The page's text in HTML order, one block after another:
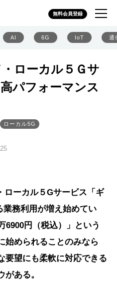
無料会員登録
AI 6G IoT 通
ローカル５Ｇサ
パフォーマンス
ローカル5G
ローカル５Gサービス「ギ
業務利用が増え始めてい
6900円（税込）」という
始められることのみなら
要望にも柔軟に対応できる
ある。